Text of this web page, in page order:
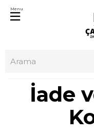
Menu
İade